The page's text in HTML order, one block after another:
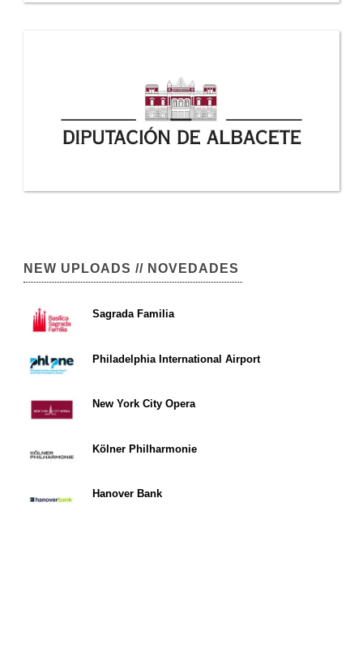
NEW UPLOADS // NOVEDADES
Sagrada Familia
Philadelphia International Airport
New York City Opera
Kölner Philharmonie
Hanover Bank